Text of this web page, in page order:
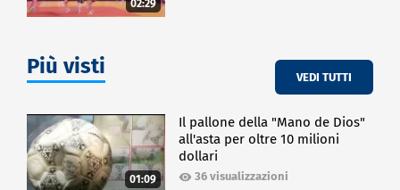
02:29
Più visti VEDI TUTTI
01:09
Il pallone della "Mano de Dios"
all'asta per oltre 10 milioni
dollari
36 visualizzazioni